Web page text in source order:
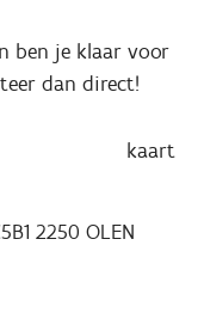
ben je klaar voor
dan direct!
kaart
2250 OLEN